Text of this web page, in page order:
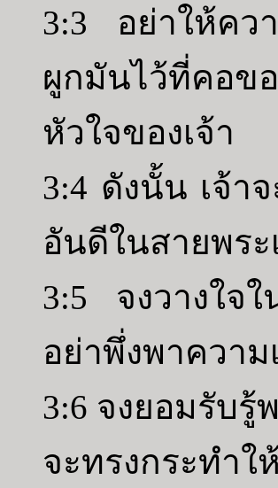
3:3 อย่าให้คว
ผูกมันไว้ที่คอข
หัวใจของเจ้า
3:4 ดังนั้น เจ้า
อันดีในสายพร
3:5 จงวางใจ
อย่าพึ่งพาความ
3:6 จงยอมรับรู้
จะทรงกระทำใ